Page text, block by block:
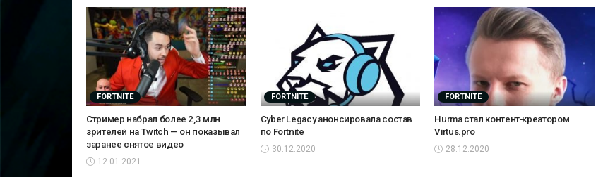
FORTNITE
Стример набрал более 2,3 млн
зрителей на Twitch — он показывал
заранее снятое видео
12.01.2021
FORTNITE
Cyber Legacy анонсировала состав
по Fortnite
30.12.2020
FORTNITE
Hurma стал контент‑креатором
Virtus.pro
28.12.2020